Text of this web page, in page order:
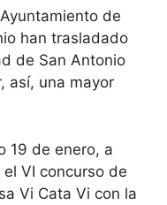
de
han trasladado
de San Antonio
así, una mayor
19 de enero, a
VI concurso de
Vi Cata Vi con la